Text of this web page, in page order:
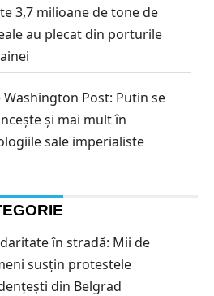
3,7 milioane de tone de
au plecat din porturile
Washington Post: Putin se
și mai mult în
sale imperialiste
în stradă: Mii de
susțin protestele
din Belgrad